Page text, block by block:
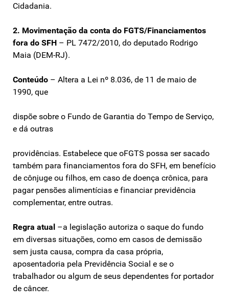
Cidadania.
2. Movimentação da conta do FGTS/Financiamentos
fora do SFH – PL 7472/2010, do deputado Rodrigo
Maia (DEM-RJ).
Conteúdo – Altera a Lei nº 8.036, de 11 de maio de
1990, que
dispõe sobre o Fundo de Garantia do Tempo de Serviço,
e dá outras
providências. Estabelece que oFGTS possa ser sacado
também para financiamentos fora do SFH, em benefício
de cônjuge ou filhos, em caso de doença crônica, para
pagar pensões alimentícias e financiar previdência
complementar, entre outras.
Regra atual –a legislação autoriza o saque do fundo
em diversas situações, como em casos de demissão
sem justa causa, compra da casa própria,
aposentadoria pela Previdência Social e se o
trabalhador ou algum de seus dependentes for portador
de câncer.